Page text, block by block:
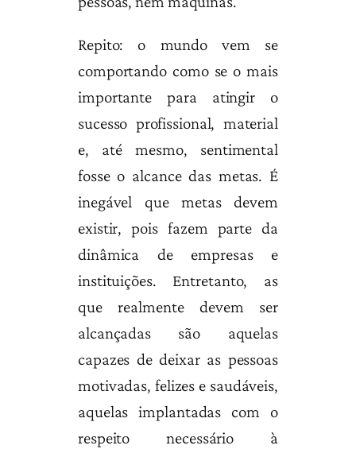
Repito: o mundo vem se
comportando como se o mais
importante para atingir o
sucesso profissional, material
e, até mesmo, sentimental
fosse o alcance das metas. É
inegável que metas devem
existir, pois fazem parte da
dinâmica de empresas e
instituições. Entretanto, as
que realmente devem ser
alcançadas são aquelas
capazes de deixar as pessoas
motivadas, felizes e saudáveis,
aquelas implantadas com o
respeito necessário à